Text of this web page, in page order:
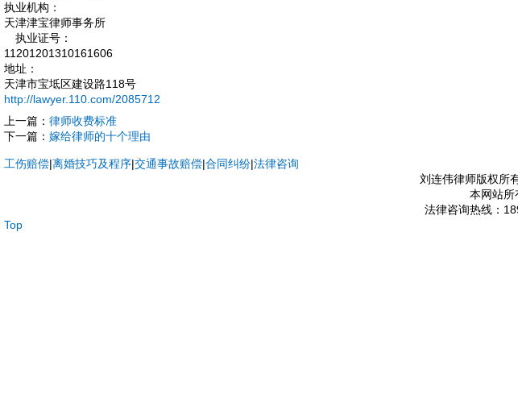
执业机构：
天津津宝律师事务所
执业证号：
11201201310161606
地址：
天津市宝坻区建设路118号
http://lawyer.110.com/2085712
上一篇： 律师收费标准
下一篇： 嫁给律师的十个理由
工伤赔偿|离婚技巧及程序|交通事故赔偿|合同纠纷|法律咨询
刘连伟律师版权所
本网站所
法律咨询热线：
Top